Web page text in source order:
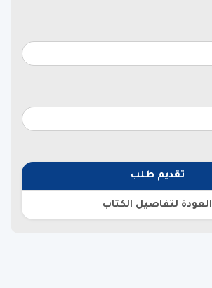
تقديم طلب
العودة لتفاصيل الكتاب